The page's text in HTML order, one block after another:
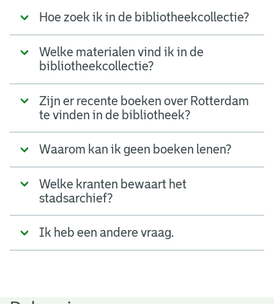
Hoe zoek ik in de bibliotheekcollectie?
Welke materialen vind ik in de
bibliotheekcollectie?
Zijn er recente boeken over Rotterdam
te vinden in de bibliotheek?
Waarom kan ik geen boeken lenen?
Welke kranten bewaart het
stadsarchief?
Ik heb een andere vraag.